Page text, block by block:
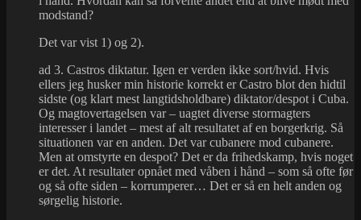
modstand?
Det var vist 1) og 2).
ad 3. Castros diktatur. Igen er verden ikke sort/hvid. Hvis
ellers jeg husker min historie korrekt er Castro blot den hidtil
sidste (og klart mest langtidsholdbare) diktator/despot i Cuba.
Og magtovertagelsen var – uagtet diverse stormagters
interesser i landet – mest af alt resultatet af en borgerkrig. Så
situationen var en anden. Det var cubanere mod cubanere.
Men at omstyrte en despot? Det er da frihedskamp, hvis noget
er det. At resultater opnået med våben i hånd – som så ofte før
og så ofte siden – korrumperer… Det er så en helt anden og
sørgelig historie.